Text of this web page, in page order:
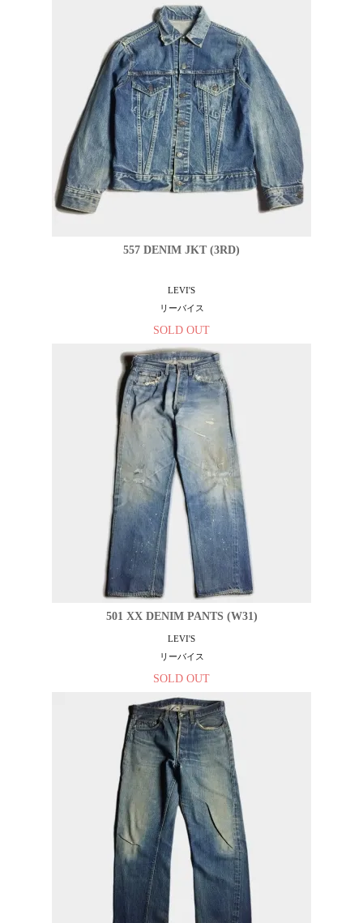
557 DENIM JKT (3RD)
LEVI'S
リーバイス
SOLD OUT
501 XX DENIM PANTS (W31)
LEVI'S
リーバイス
SOLD OUT